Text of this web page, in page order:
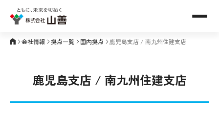
メニュ
会社情報 拠点一覧 国内拠点 鹿児島支店 / 南九州住建支店
鹿児島支店 / 南九州住建支店